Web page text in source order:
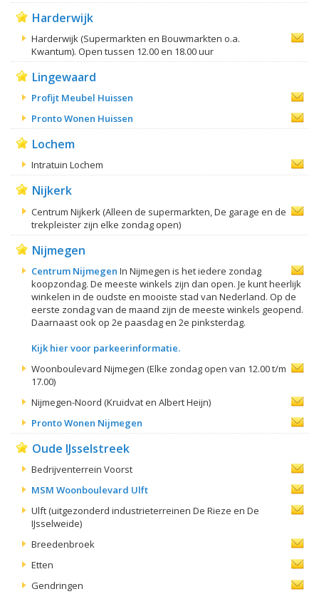
Harderwijk
Harderwijk (Supermarkten en Bouwmarkten o.a.
Kwantum). Open tussen 12.00 en 18.00 uur
Lingewaard
Profijt Meubel Huissen
Pronto Wonen Huissen
Lochem
Intratuin Lochem
Nijkerk
Centrum Nijkerk (Alleen de supermarkten, De garage en de
trekpleister zijn elke zondag open)
Nijmegen
Centrum Nijmegen In Nijmegen is het iedere zondag
koopzondag. De meeste winkels zijn dan open. Je kunt heerlijk
winkelen in de oudste en mooiste stad van Nederland. Op de
eerste zondag van de maand zijn de meeste winkels geopend.
Daarnaast ook op 2e paasdag en 2e pinksterdag.
Kijk hier voor parkeerinformatie.
Woonboulevard Nijmegen (Elke zondag open van 12.00 t/m
17.00)
Nijmegen-Noord (Kruidvat en Albert Heijn)
Pronto Wonen Nijmegen
Oude IJsselstreek
Bedrijventerrein Voorst
MSM Woonboulevard Ulft
Ulft (uitgezonderd industrieterreinen De Rieze en De
IJsselweide)
Breedenbroek
Etten
Gendringen